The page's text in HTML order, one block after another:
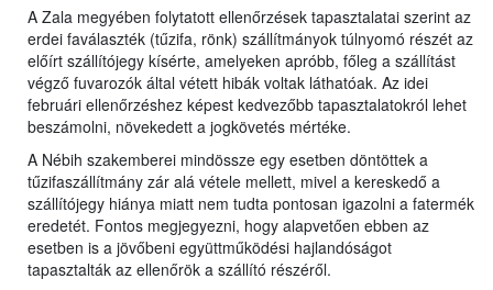
A Zala megyében folytatott ellenőrzések tapasztalatai szerint az
erdei faválaszték (tűzifa, rönk) szállítmányok túlnyomó részét az
előírt szállítójegy kísérte, amelyeken apróbb, főleg a szállítást
végző fuvarozók által vétett hibák voltak láthatóak. Az idei
februári ellenőrzéshez képest kedvezőbb tapasztalatokról lehet
beszámolni, növekedett a jogkövetés mértéke.
A Nébih szakemberei mindössze egy esetben döntöttek a
tűzifaszállítmány zár alá vétele mellett, mivel a kereskedő a
szállítójegy hiánya miatt nem tudta pontosan igazolni a fatermék
eredetét. Fontos megjegyezni, hogy alapvetően ebben az
esetben is a jövőbeni együttműködési hajlandóságot
tapasztalták az ellenőrök a szállító részéről.